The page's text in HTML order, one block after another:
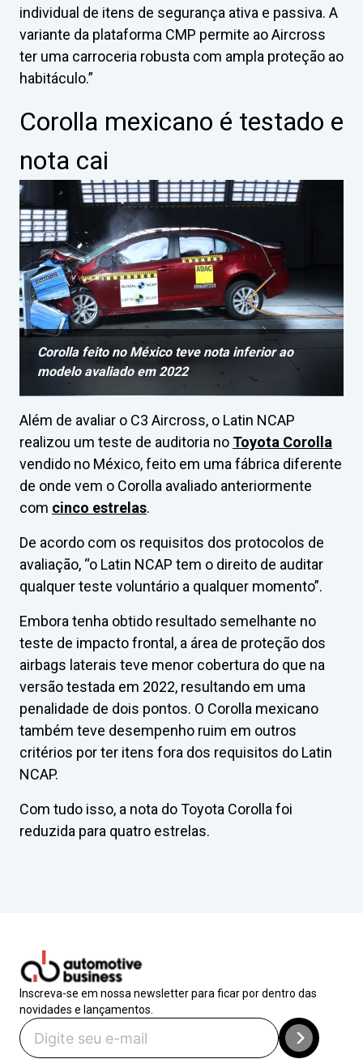
individual de itens de segurança ativa e passiva. A
variante da plataforma CMP permite ao Aircross
ter uma carroceria robusta com ampla proteção ao
habitáculo.”
Corolla mexicano é testado e
nota cai
Corolla feito no México teve nota inferior ao
modelo avaliado em 2022
Além de avaliar o C3 Aircross, o Latin NCAP
realizou um teste de auditoria no Toyota Corolla
vendido no México, feito em uma fábrica diferente
de onde vem o Corolla avaliado anteriormente
com cinco estrelas.
De acordo com os requisitos dos protocolos de
avaliação, “o Latin NCAP tem o direito de auditar
qualquer teste voluntário a qualquer momento”.
Embora tenha obtido resultado semelhante no
teste de impacto frontal, a área de proteção dos
airbags laterais teve menor cobertura do que na
versão testada em 2022, resultando em uma
penalidade de dois pontos. O Corolla mexicano
também teve desempenho ruim em outros
critérios por ter itens fora dos requisitos do Latin
NCAP.
Com tudo isso, a nota do Toyota Corolla foi
reduzida para quatro estrelas.
Inscreva-se em nossa newsletter para ficar por dentro das
novidades e lançamentos.